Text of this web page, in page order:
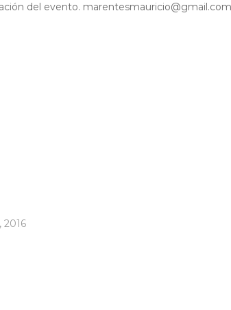
del evento. marentesmauricio@gmail.com
2016